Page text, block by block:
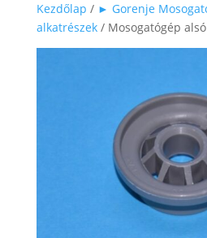
Kezdőlap / ► Gorenje
alkatrészek/ Mosogatógép